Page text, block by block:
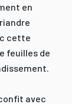
en
cette
feuilles de
avec